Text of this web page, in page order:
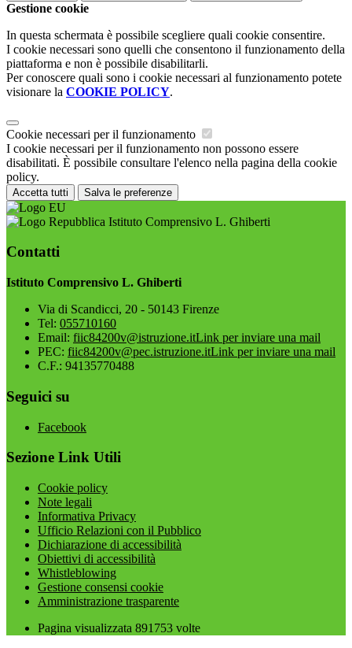
Gestione cookie
In questa schermata è possibile scegliere quali cookie consentire.
I cookie necessari sono quelli che consentono il funzionamento della
piattaforma e non è possibile disabilitarli.
Per conoscere quali sono i cookie necessari al funzionamento potete
visionare la COOKIE POLICY.
Cookie necessari per il funzionamento
I cookie necessari per il funzionamento non possono essere
disabilitati. È possibile consultare l'elenco nella pagina della cookie
policy.
Accetta tutti Salva le preferenze
Istituto Comprensivo L. Ghiberti
Contatti
Istituto Comprensivo L. Ghiberti
Via di Scandicci, 20 - 50143 Firenze
Tel: 055710160
Email: fiic84200v@istruzione.itLink per inviare una mail
PEC: fiic84200v@pec.istruzione.itLink per inviare una mail
C.F.: 94135770488
Seguici su
Facebook
Sezione Link Utili
Cookie policy
Note legali
Informativa Privacy
Ufficio Relazioni con il Pubblico
Dichiarazione di accessibilità
Obiettivi di accessibilità
Whistleblowing
Gestione consensi cookie
Amministrazione trasparente
Pagina visualizzata 891753 volte